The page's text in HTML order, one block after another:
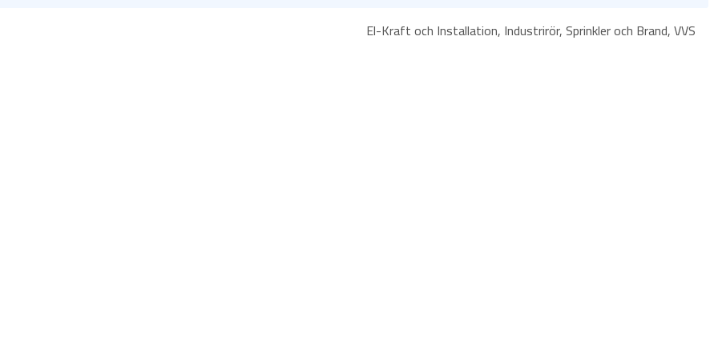
El-Kraft och Installation, Industrirör, Sprinkler och Brand, VVS